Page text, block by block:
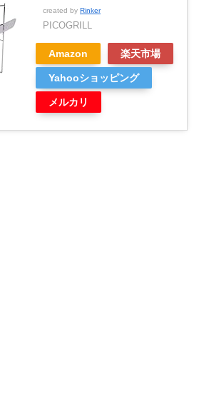
created by Rinker
PICOGRILL
Amazon 楽天市場
Yahooショッピング
メルカリ